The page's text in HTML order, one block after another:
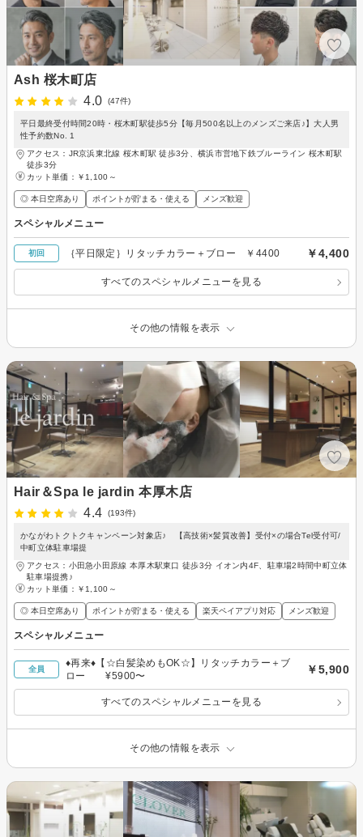
Ash 桜木町店
4.0
(47件)
平日最終受付時間20時・桜木町駅徒歩5分【毎月500名以上のメンズご来店♪】大人男
性予約数No. 1
アクセス：JR京浜東北線 桜木町駅 徒歩3分、横浜市営地下鉄ブルーライン 桜木町駅
徒歩3分
カット単価： ￥1,100～
◎ 本日空席あり ポイントが貯まる・使える メンズ歓迎
スペシャルメニュー
初回 ｛平日限定｝リタッチカラー＋ブロー ￥4400 ￥4,400
すべてのスペシャルメニューを見る
その他の情報を表示
Hair＆Spa le jardin 本厚木店
4.4
(193件)
かながわトクトクキャンペーン対象店♪ 【高技術×髪質改善】受付×の場合Tel受付可/
中町立体駐車場提
アクセス：小田急小田原線 本厚木駅東口 徒歩3分 イオン内4F、駐車場2時間中町立体
駐車場提携♪
カット単価： ￥1,100～
◎ 本日空席あり ポイントが貯まる・使える 楽天ペイアプリ対応 メンズ歓迎
スペシャルメニュー
全員
♦再来♦【☆白髪染めもOK☆】リタッチカラー＋ブ
ロー ¥5900〜
￥5,900
すべてのスペシャルメニューを見る
その他の情報を表示